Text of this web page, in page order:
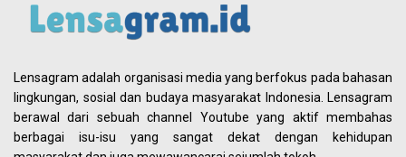
Lensagram adalah organisasi media yang berfokus pada bahasan
lingkungan, sosial dan budaya masyarakat Indonesia. Lensagram
berawal dari sebuah channel Youtube yang aktif membahas
berbagai isu-isu yang sangat dekat dengan kehidupan